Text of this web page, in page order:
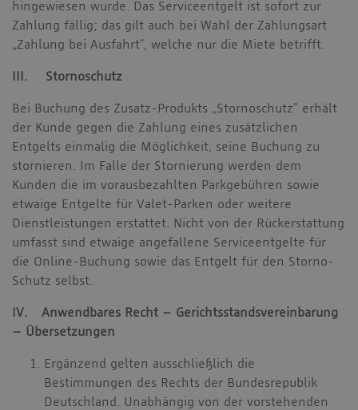
hingewiesen wurde. Das Serviceentgelt ist sofort zur
Zahlung fällig; das gilt auch bei Wahl der Zahlungsart
„Zahlung bei Ausfahrt“, welche nur die Miete betrifft.
III. Stornoschutz
Bei Buchung des Zusatz-Produkts „Stornoschutz“ erhält
der Kunde gegen die Zahlung eines zusätzlichen
Entgelts einmalig die Möglichkeit, seine Buchung zu
stornieren. Im Falle der Stornierung werden dem
Kunden die im vorausbezahlten Parkgebühren sowie
etwaige Entgelte für Valet-Parken oder weitere
Dienstleistungen erstattet. Nicht von der Rückerstattung
umfasst sind etwaige angefallene Serviceentgelte für
die Online-Buchung sowie das Entgelt für den Storno-
Schutz selbst.
IV. Anwendbares Recht – Gerichtsstandsvereinbarung
– Übersetzungen
Ergänzend gelten ausschließlich die
Bestimmungen des Rechts der Bundesrepublik
Deutschland. Unabhängig von der vorstehenden